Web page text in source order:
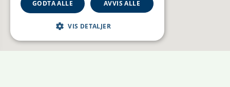
GODTA ALLE AVVIS ALLE
VIS DETALJER